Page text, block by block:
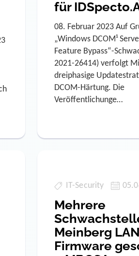
für
08. Februar 2023 Auf
„Windows DCOM¹
Feature Bypass“-
2021-26414) verfolgt
dreiphasige
DCOM-Härtung. Die
Veröffentlichunge…
IT-Security
Mehrere
Meinberg
Firmware